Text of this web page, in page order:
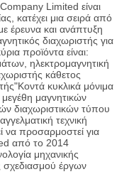
Limited είναι
κατέχει μια σειρά από
έρευνα και ανάπτυξη
διαχωριστής για
προϊόντα είναι:
ηλεκτρομαγνητική
κάθετος
κυκλικά μόνιμα
μεγέθη μαγνητικών
διαχωριστικών τύπου
τεχνική
να προσαρμοστεί για
από το 2014
μηχανικής
σχεδιασμού έργων